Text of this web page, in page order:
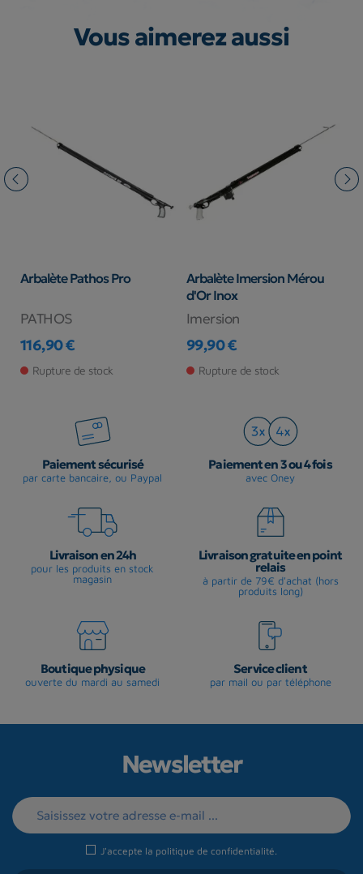
Vous aimerez aussi
Arbalète Pathos Pro
PATHOS
Prix
116,90 €
Rupture de stock
Arbalète Imersion Mérou
d'Or Inox
Imersion
Prix
99,90 €
Rupture de stock
Paiement sécurisé
par carte bancaire, ou Paypal
Paiement en 3 ou 4 fois
avec Oney
Livraison en 24h
pour les produits en stock
magasin
Livraison gratuite en point
relais
à partir de 79€ d'achat (hors
produits long)
Boutique physique
ouverte du mardi au samedi
Service client
par mail ou par téléphone
Newsletter
J'accepte la politique de confidentialité.